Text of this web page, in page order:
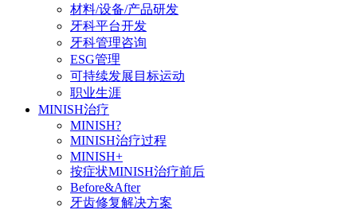
材料/设备/产品研发
牙科平台开发
牙科管理咨询
ESG管理
可持续发展目标运动
职业生涯
MINISH治疗
MINISH?
MINISH治疗过程
MINISH+
按症状MINISH治疗前后
Before&After
牙齿修复解决方案